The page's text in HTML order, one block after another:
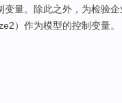
变量。除此之外，为检验
）作为模型的控制变量。